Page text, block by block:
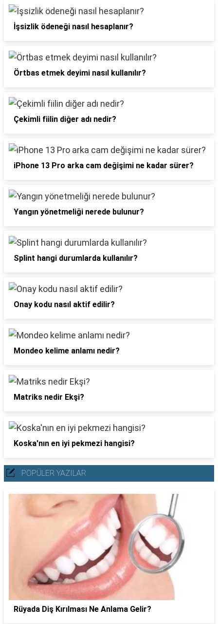
İşsizlik ödeneği nasıl hesaplanır?
Örtbas etmek deyimi nasıl kullanılır?
Çekimli fiilin diğer adı nedir?
iPhone 13 Pro arka cam değişimi ne kadar sürer?
Yangın yönetmeliği nerede bulunur?
Splint hangi durumlarda kullanılır?
Onay kodu nasıl aktif edilir?
Mondeo kelime anlamı nedir?
Matriks nedir Ekşi?
Koska'nın en iyi pekmezi hangisi?
POPÜLER YAZILAR
Rüyada Diş Kırılması Ne Anlama Gelir?